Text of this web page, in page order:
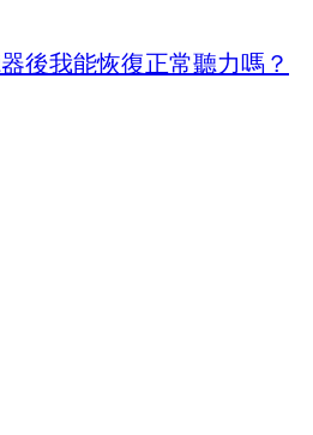
後我能恢復正常聽力嗎？